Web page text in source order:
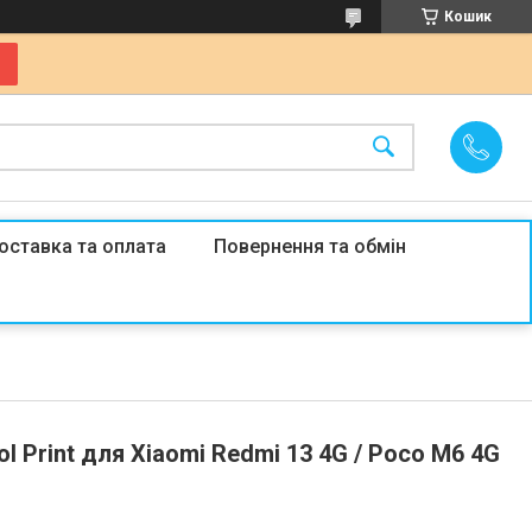
Кошик
та оплата Повернення та обмін
Print для Xiaomi Redmi 13 4G / Poco M6 4G